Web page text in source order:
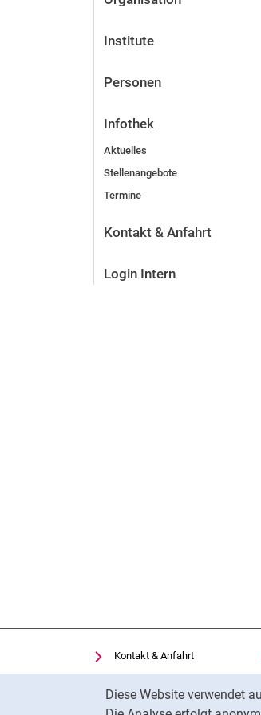
Diese Website verwendet
Institute
Personen
Infothek
Aktuelles
Stellenangebote
Termine
Kontakt & Anfahrt
Login Intern
Kontakt & Anfahrt
Einrichtungen suchen
Stellenangebote